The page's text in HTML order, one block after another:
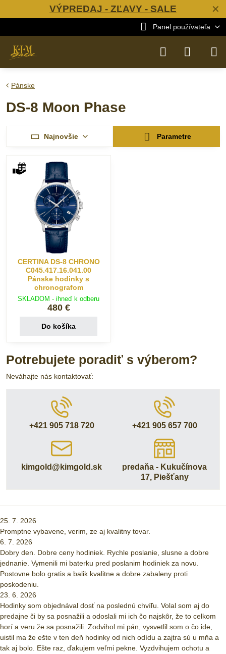
✕
VÝPREDAJ - ZĽAVY - SALE
Panel používateľa
Pánske
DS-8 Moon Phase
Najnovšie Parametre
CERTINA DS-8 CHRONO
C045.417.16.041.00
Pánske hodinky s
chronografom
SKLADOM - ihneď k odberu
480 €
Do košíka
Potrebujete poradiť s výberom?
Neváhajte nás kontaktovať:
+421 905 718 720 +421 905 657 700
kimgold​@kimgold​.sk
predaňa - Kukučínova
17, Piešťany
25. 7. 2026
Promptne vybavene, verim, ze aj kvalitny tovar.
6. 7. 2026
Dobry den. Dobre ceny hodiniek. Rychle poslanie, slusne a dobre
jednanie. Vymenili mi baterku pred poslanim hodiniek za novu.
Postovne bolo gratis a balik kvalitne a dobre zabaleny proti
poskodeniu.
23. 6. 2026
Hodinky som objednával dosť na poslednú chvíľu. Volal som aj do
predajne či by sa posnažili a odoslali mi ich čo najskôr, že to celkom
horí a veru že sa posnažili. Zodvihol mi pán, vysvetlil som o čo ide,
uistil ma že ešte v ten deň hodinky od nich odídu a zajtra sú u mňa a
tak aj bolo. Ešte raz, ďakujem veľmi pekne. Vyzdvihujem ochotu a